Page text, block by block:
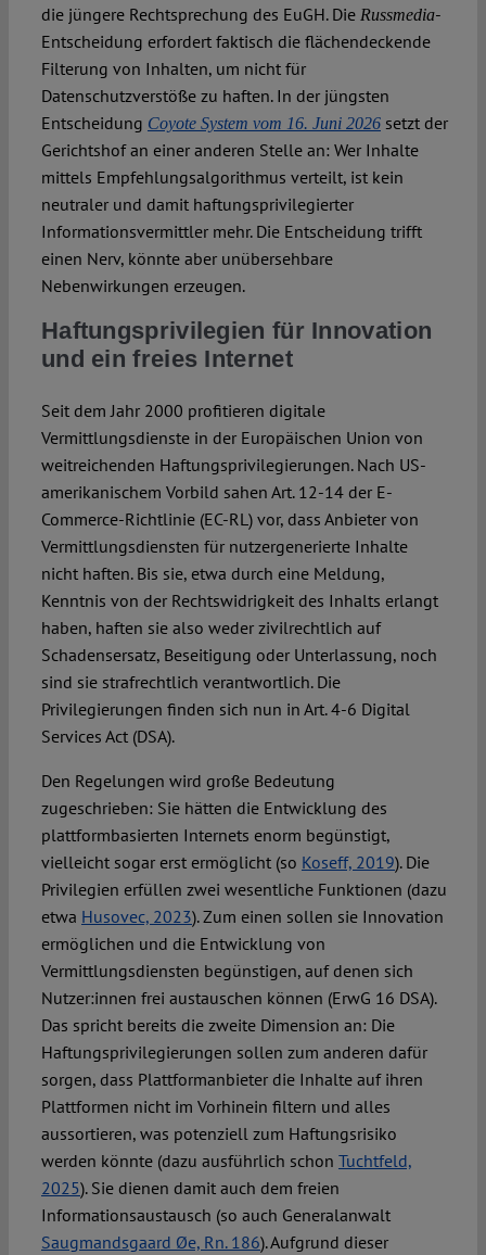
die jüngere Rechtsprechung des EuGH. Die Russmedia-
Entscheidung erfordert faktisch die flächendeckende
Filterung von Inhalten, um nicht für
Datenschutzverstöße zu haften. In der jüngsten
Entscheidung Coyote System vom 16. Juni 2026 setzt der
Gerichtshof an einer anderen Stelle an: Wer Inhalte
mittels Empfehlungsalgorithmus verteilt, ist kein
neutraler und damit haftungsprivilegierter
Informationsvermittler mehr. Die Entscheidung trifft
einen Nerv, könnte aber unübersehbare
Nebenwirkungen erzeugen.
Haftungsprivilegien für Innovation
und ein freies Internet
Seit dem Jahr 2000 profitieren digitale
Vermittlungsdienste in der Europäischen Union von
weitreichenden Haftungsprivilegierungen. Nach US-
amerikanischem Vorbild sahen Art. 12-14 der E-
Commerce-Richtlinie (EC-RL) vor, dass Anbieter von
Vermittlungsdiensten für nutzergenerierte Inhalte
nicht haften. Bis sie, etwa durch eine Meldung,
Kenntnis von der Rechtswidrigkeit des Inhalts erlangt
haben, haften sie also weder zivilrechtlich auf
Schadensersatz, Beseitigung oder Unterlassung, noch
sind sie strafrechtlich verantwortlich. Die
Privilegierungen finden sich nun in Art. 4-6 Digital
Services Act (DSA).
Den Regelungen wird große Bedeutung
zugeschrieben: Sie hätten die Entwicklung des
plattformbasierten Internets enorm begünstigt,
vielleicht sogar erst ermöglicht (so Koseff, 2019). Die
Privilegien erfüllen zwei wesentliche Funktionen (dazu
etwa Husovec, 2023). Zum einen sollen sie Innovation
ermöglichen und die Entwicklung von
Vermittlungsdiensten begünstigen, auf denen sich
Nutzer:innen frei austauschen können (ErwG 16 DSA).
Das spricht bereits die zweite Dimension an: Die
Haftungsprivilegierungen sollen zum anderen dafür
sorgen, dass Plattformanbieter die Inhalte auf ihren
Plattformen nicht im Vorhinein filtern und alles
aussortieren, was potenziell zum Haftungsrisiko
werden könnte (dazu ausführlich schon Tuchtfeld,
2025). Sie dienen damit auch dem freien
Informationsaustausch (so auch Generalanwalt
Saugmandsgaard Øe, Rn. 186). Aufgrund dieser